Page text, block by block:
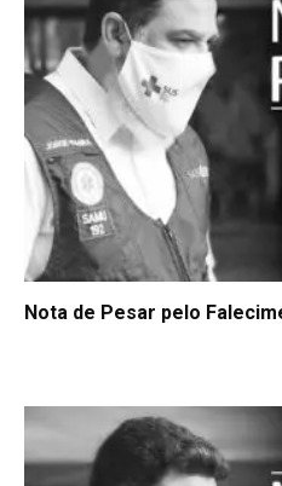
Nota de Pesar pelo